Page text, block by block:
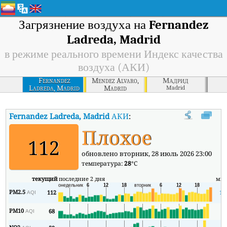
Загрязнение воздуха на Fernandez
Ladreda, Madrid
в режиме реального времени Индекс качества
воздуха (АКИ)
Fernandez
Ladreda, Madrid
Mendez Alvaro,
Madrid
Мадрид
Madrid
Fernandez Ladreda, MadridАКИ: В режиме реального
112 Плохое
обновлено вторник, 28 июль 2026 23:00
температура:28°C
текущийпоследние 2 дня
PM2.5AQI 112 13
PM10AQI 68